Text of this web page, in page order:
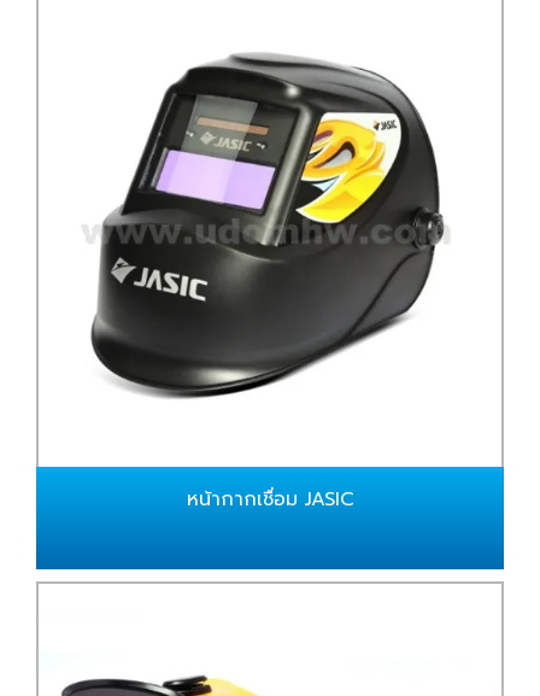
หน้ากากเชื่อม JASIC